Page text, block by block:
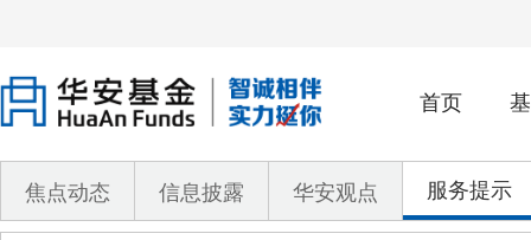
首页
焦点动态 信息披露 华安观点 服务提示